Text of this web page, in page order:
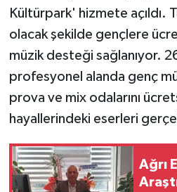
Kültürpark' hizmete açıldı.
olacak şekilde gençlere
müzik desteği sağlanıyor.
profesyonel alanda genç
prova ve mix odalarını
hayallerindeki eserleri
Ağrı